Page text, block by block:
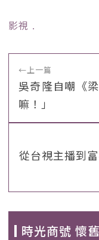
影視 ﹒
←上一篇
吳奇隆自嘲《
嘛！」
從台視主播到
時光商號 懷